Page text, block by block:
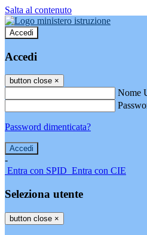
Salta al contenuto
Accedi
Accedi
button close ×
Nome
Password dimenticata?
-
Entra con SPID Entra con CIE
Seleziona utente
button close ×